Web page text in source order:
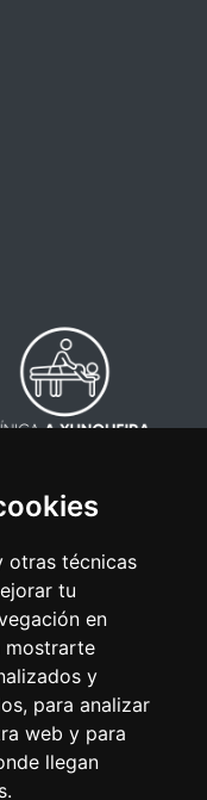
otras técnicas
tu
en
mostrarte
y
para analizar
web y para
llegan